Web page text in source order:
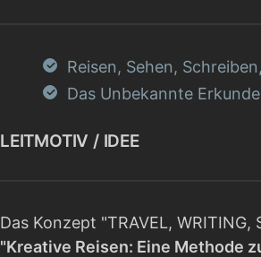
Reisen, Sehen,
Das Unbekannte
LEITMOTIV / IDEE
Das Konzept "TRAVEL, WRITING,
"Kreative Reisen: Eine Methode